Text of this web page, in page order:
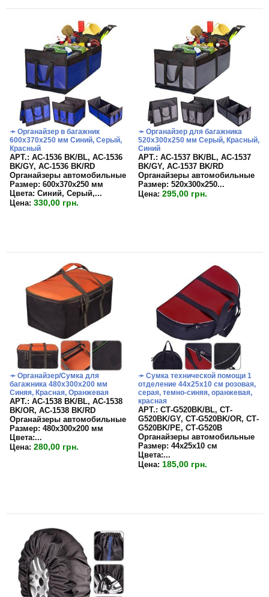
➛ Органайзер в багажник
600х370х250 мм Синий, Серый,
Красный
APT.: АС-1536 BK/BL, АС-1536
BK/GY, АС-1536 BK/RD
Органайзеры автомобильные
Размер: 600х370х250 мм
Цвета: Синий, Серый,...
Цена: 330,00 грн.
➛ Органайзер для багажника
520х300х250 мм Серый, Красный,
Синий
APT.: АС-1537 BK/BL, АС-1537
BK/GY, АС-1537 BK/RD
Органайзеры автомобильные
Размер: 520х300х250...
Цена: 295,00 грн.
➛ Органайзер/Сумка для
багажника 480х300х200 мм
Синяя, Красная, Оранжевая
APT.: АС-1538 BK/BL, АС-1538
BK/OR, АС-1538 BK/RD
Органайзеры автомобильные
Размер: 480х300х200 мм
Цвета:...
Цена: 280,00 грн.
➛ Сумка технической помощи 1
отделение 44х25х10 см розовая,
серая, темно-синяя, оранжевая,
красная
APT.: СТ-G520BK/BL, СТ-
G520BK/GY, СТ-G520BK/OR, СТ-
G520BK/PE, СТ-G520B
Органайзеры автомобильные
Размер: 44х25х10 см
Цвета:...
Цена: 185,00 грн.